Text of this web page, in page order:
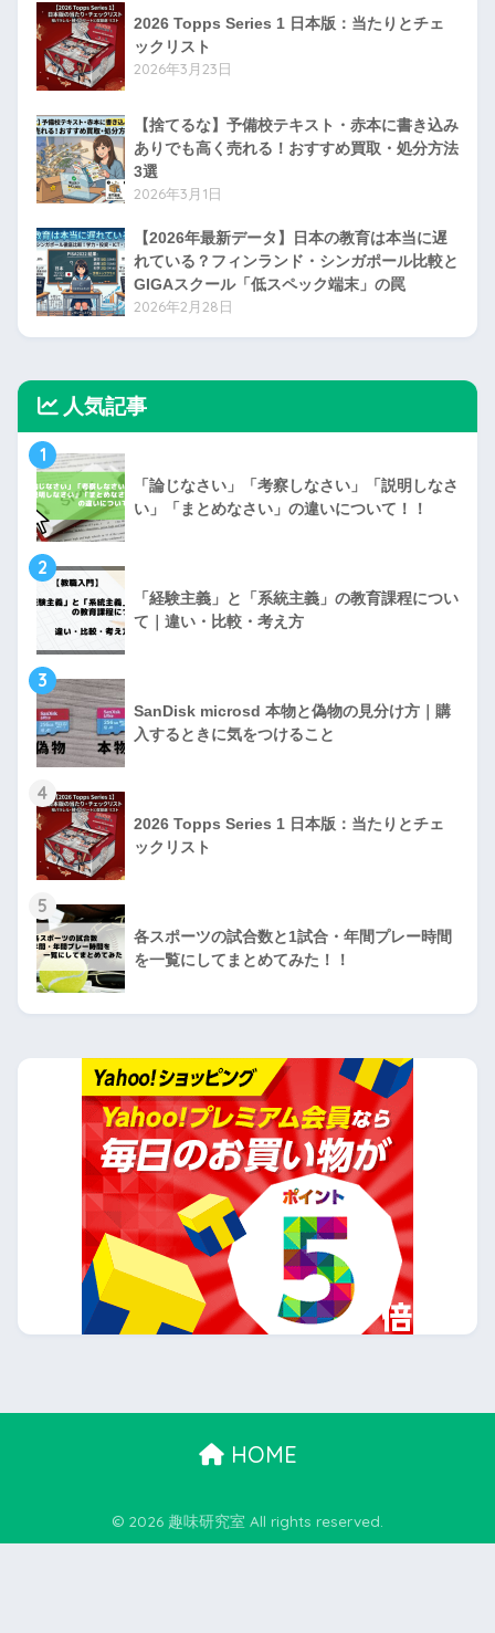
2026 Topps Series 1 日本版：当たりとチェ
ックリスト
2026年3月23日
【捨てるな】予備校テキスト・赤本に書き込み
ありでも高く売れる！おすすめ買取・処分方法
3選
2026年3月1日
【2026年最新データ】日本の教育は本当に遅
れている？フィンランド・シンガポール比較と
GIGAスクール「低スペック端末」の罠
2026年2月28日
人気記事
1
「論じなさい」「考察しなさい」「説明しなさ
い」「まとめなさい」の違いについて！！
2
「経験主義」と「系統主義」の教育課程につい
て｜違い・比較・考え方
3
SanDisk microsd 本物と偽物の見分け方｜購
入するときに気をつけること
4
2026 Topps Series 1 日本版：当たりとチェ
ックリスト
5
各スポーツの試合数と1試合・年間プレー時間
を一覧にしてまとめてみた！！
HOME
© 2026 趣味研究室 All rights reserved.